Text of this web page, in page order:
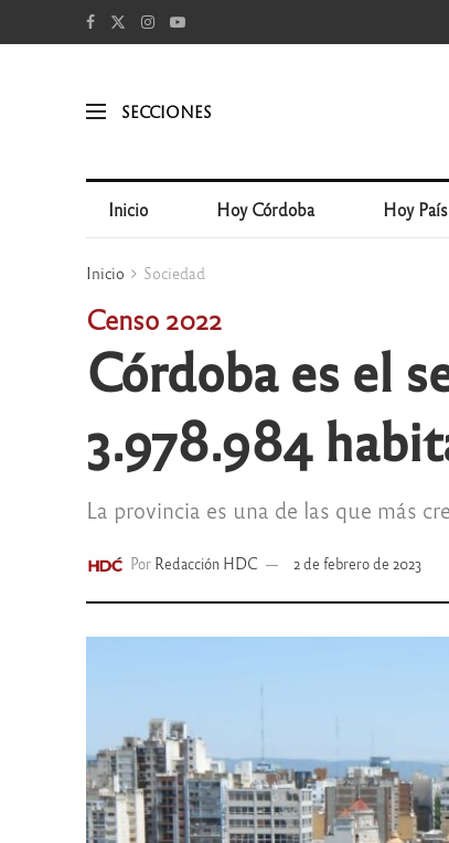
SECCIONES
Inicio Hoy Córdoba Hoy País
Inicio Sociedad
Censo 2022
Córdoba es el
3.978.984
La provincia es una de las que más
Por Redacción HDC 2 de febrero de 2023